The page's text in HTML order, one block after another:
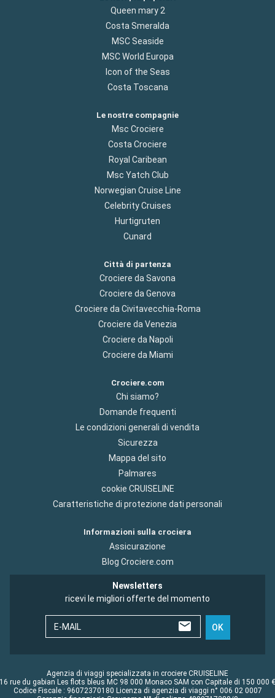
Queen mary 2
Costa Smeralda
MSC Seaside
MSC World Europa
Icon of the Seas
Costa Toscana
Le nostre compagnie
Msc Crociere
Costa Crociere
Royal Caribean
Msc Yatch Club
Norwegian Cruise Line
Celebrity Cruises
Hurtigruten
Cunard
Città di partenza
Crociere da Savona
Crociere da Genova
Crociere da Civitavecchia-Roma
Crociere da Venezia
Crociere da Napoli
Crociere da Miami
Crociere.com
Chi siamo?
Domande frequenti
Le condizioni generali di vendita
Sicurezza
Mappa del sito
Palmares
cookie CRUISELINE
Caratteristiche di protezione dati personali
Informazioni sulla crociera
Assicurazione
Blog Crociere.com
Newsletters
ricevi le migliori offerte del momento
E-MAIL OK
Agenzia di viaggi specializzata in crociere CRUISELINE
16 rue du gabian Les flots bleus MC 98 000 Monaco SAM con Capitale di 150 000 €
Codice Fiscale : 96072370180 Licenza di agenzia di viaggi n° 006 02 0007